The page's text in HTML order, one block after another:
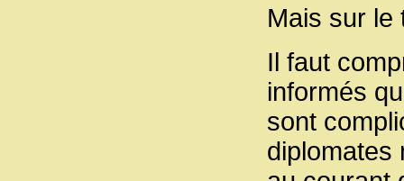
Mais sur le
Il faut
informés
sont
diplomates